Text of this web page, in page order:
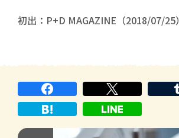
初出：P+D MAGAZINE（2018/07/25）